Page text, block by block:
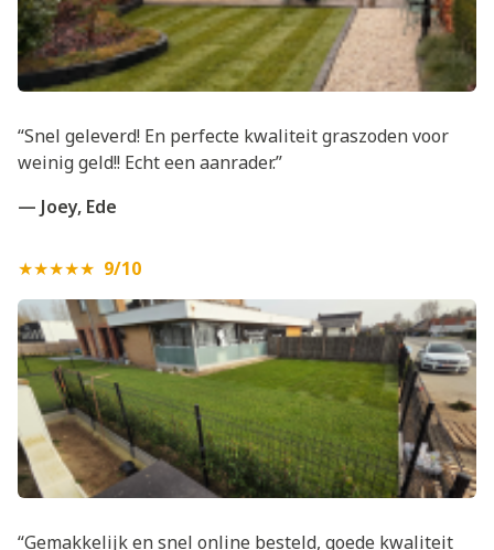
“Snel geleverd! En perfecte kwaliteit graszoden voor
weinig geld!! Echt een aanrader.”
— Joey, Ede
★★★★★ 9/10
“Gemakkelijk en snel online besteld, goede kwaliteit